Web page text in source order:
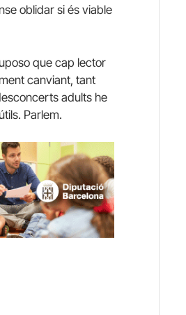
oblidar si és viable
que cap lector
canviant, tant
adults he
Parlem.